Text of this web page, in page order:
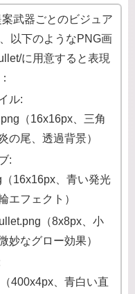
武器ごとのビジュア
以下のようなPNG画
に用意すると表現
ル:
（16x16px、三角
の尾、透過背景）
:
16x16px、青い発光
エフェクト）
（8x8px、小
妙なグロー効果）
400x4px、青白い直